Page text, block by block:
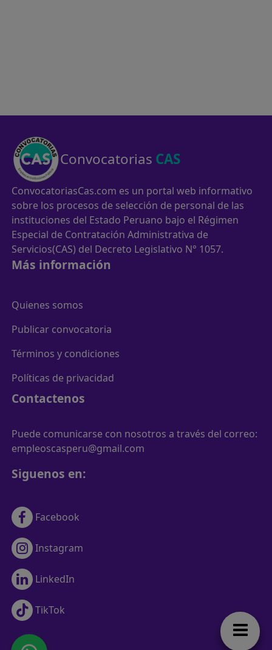
Convocatorias CAS
ConvocatoriasCas.com es un portal web informativo
sobre los procesos de selección de personal de las
instituciones del Estado Peruano bajo el Régimen
Especial de Contratación Administrativa de
Servicios(CAS) del Decreto Legislativo N° 1057.
Más información
Quienes somos
Publicar convocatoria
Términos y condiciones
Políticas de privacidad
Contactenos
Puede comunicarse con nosotros a través del correo:
empleoscasperu@gmail.com
Siguenos en:
Facebook
Instagram
LinkedIn
TikTok